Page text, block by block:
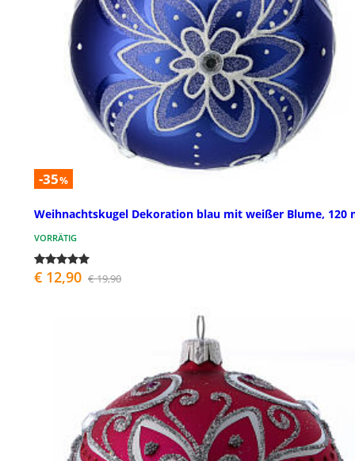
-35%
Weihnachtskugel Dekoration blau mit weißer Blume, 120
VORRÄTIG
€ 12,90 € 19,90